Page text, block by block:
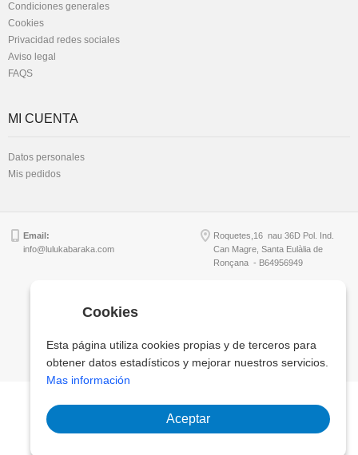
Condiciones generales
Cookies
Privacidad redes sociales
Aviso legal
FAQS
MI CUENTA
Datos personales
Mis pedidos
Email:
info@lulukabaraka.com
Roquetes,16 nau 36D Pol. Ind.
Can Magre, Santa Eulàlia de
Ronçana - B64956949
Copyright © Lulukabaraka, S.L.
Cookies
Esta página utiliza cookies propias y de terceros para
obtener datos estadísticos y mejorar nuestros servicios.
Mas información
Aceptar